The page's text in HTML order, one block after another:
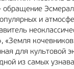
обращение
и
для культовой
из самых